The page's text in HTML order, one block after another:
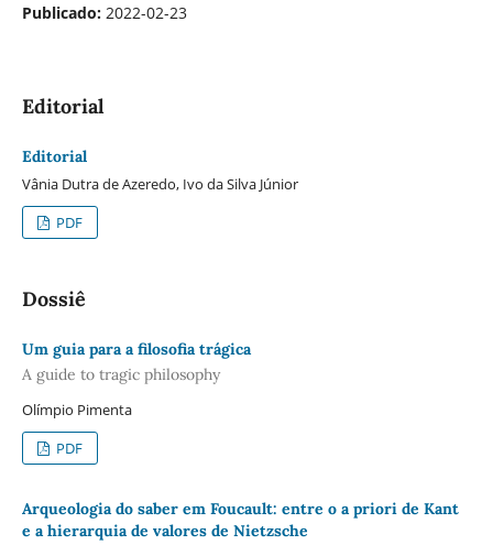
Publicado: 2022-02-23
Editorial
Editorial
Vânia Dutra de Azeredo, Ivo da Silva Júnior
PDF
Dossiê
Um guia para a filosofia trágica
A guide to tragic philosophy
Olímpio Pimenta
PDF
Arqueologia do saber em Foucault: entre o a priori de Kant
e a hierarquia de valores de Nietzsche